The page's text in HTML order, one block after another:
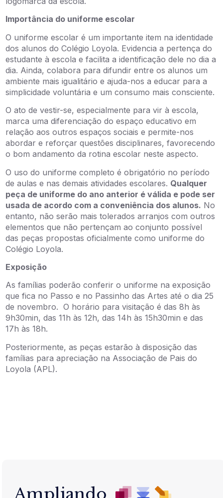
Importância do uniforme escolar
O uniforme escolar é um importante item na identidade
dos alunos do Colégio Loyola. Evidencia a pertença do
estudante à escola e facilita a identificação dele no dia a
dia. Ainda, colabora para difundir entre os alunos um
ambiente mais igualitário e ajuda-nos a educar para a
simplicidade voluntária e um consumo mais consciente.
O ato de vestir-se, especialmente para vir à escola,
marca uma diferenciação do espaço educativo em
relação aos outros espaços sociais e permite-nos
abordar e reforçar questões disciplinares, favorecendo
o bom andamento da rotina escolar neste aspecto.
O uso do uniforme completo é obrigatório no período
de aulas e nas demais atividades escolares. Qualquer
peça de uniforme do ano anterior é válida e pode ser
usada de acordo com a conveniência dos alunos. No
entanto, não serão mais tolerados arranjos com outros
elementos que não pertençam ao conjunto possível
das peças propostas oficialmente como uniforme do
Colégio Loyola.
Exposição
As famílias poderão conferir o uniforme na exposição
que fica no Passo e no Passinho das Artes até o dia 25
de novembro. O horário para visitação é das 8h às
9h30min, das 11h às 12h, das 14h às 15h30min e das
17h às 18h.
Posteriormente, as peças estarão à disposição das
famílias para apreciação na Associação de Pais do
Loyola (APL).
Ampliando